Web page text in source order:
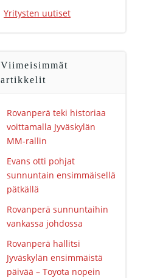
Yritysten uutiset
Viimeisimmät
artikkelit
Rovanperä teki historiaa
voittamalla Jyväskylän
MM-rallin
Evans otti pohjat
sunnuntain ensimmäisellä
pätkällä
Rovanperä sunnuntaihin
vankassa johdossa
Rovanperä hallitsi
Jyväskylän ensimmäistä
päivää – Toyota nopein